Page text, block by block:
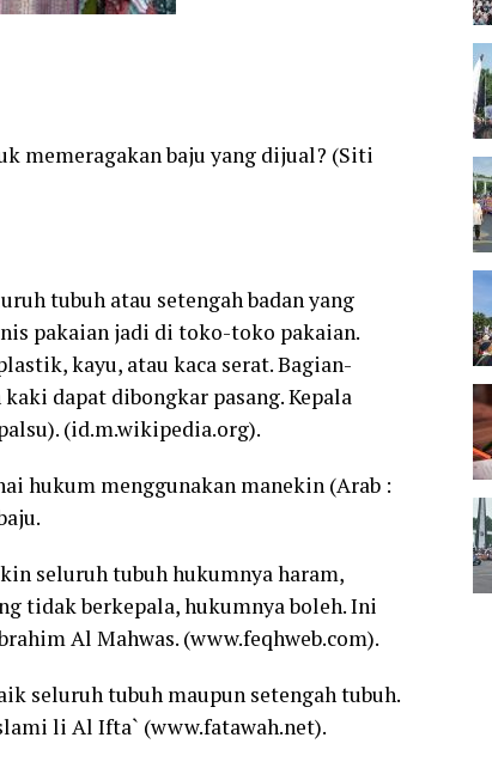
memeragakan baju yang dijual? (Siti
tubuh atau setengah badan yang
pakaian jadi di toko-toko pakaian.
kayu, atau kaca serat. Bagian-
dapat dibongkar pasang. Kepala
(id.m.wikipedia.org).
hukum menggunakan manekin (Arab :
seluruh tubuh hukumnya haram,
tidak berkepala, hukumnya boleh. Ini
Al Mahwas. (www.feqhweb.com).
seluruh tubuh maupun setengah tubuh.
li Al Ifta` (www.fatawah.net).